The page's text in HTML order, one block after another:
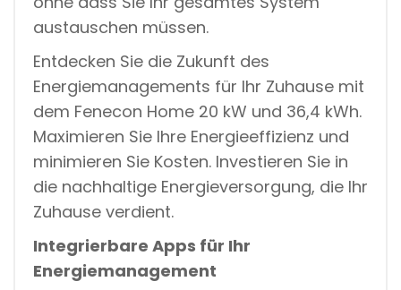
austauschen müssen.
Entdecken Sie die Zukunft des
Energiemanagements für Ihr Zuhause mit
dem Fenecon Home 20 kW und 36,4 kWh.
Maximieren Sie Ihre Energieeffizienz und
minimieren Sie Kosten. Investieren Sie in
die nachhaltige Energieversorgung, die Ihr
Zuhause verdient.
Integrierbare Apps für Ihr
Energiemanagement